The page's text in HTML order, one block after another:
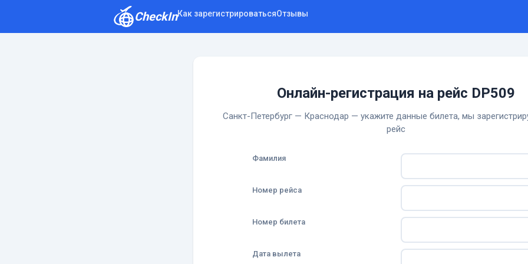
CheckInКак зарегистрироватьсяОтзывы
Онлайн-регистрация на рейс DP509
Санкт-Петербург — Краснодар — укажите данные билета, мы
рейс
Фамилия
Номер рейса
Номер билета
Дата вылета